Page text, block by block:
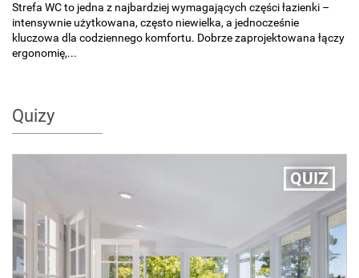
Strefa WC to jedna z najbardziej wymagających części łazienki –
intensywnie użytkowana, często niewielka, a jednocześnie
kluczowa dla codziennego komfortu. Dobrze zaprojektowana łączy
ergonomię,...
Quizy
QUIZ